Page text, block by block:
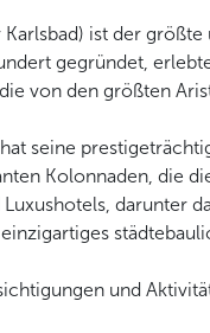
Karlsbad) ist der
gegründet,
von den größten
seine
Kolonnaden, die
darunter
und